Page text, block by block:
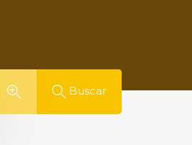
Buscar